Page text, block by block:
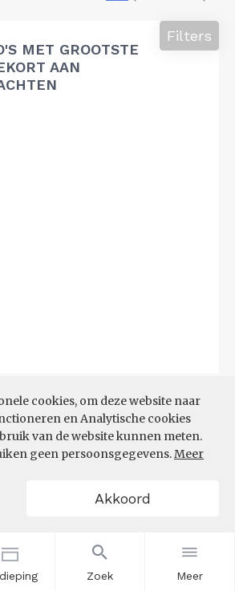
Zoek Meer
cookies, om deze website naar
en Analytische cookies
van de website kunnen meten.
geen persoonsgegevens.Meer
Akkoord
MET GROOTSTE
AAN
Filters
MET KLEINSTE
AAN
Filters